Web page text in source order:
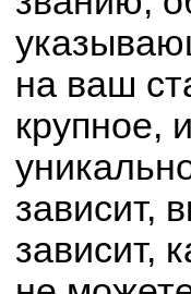
на ваш
крупное,
зависит,
зависит,